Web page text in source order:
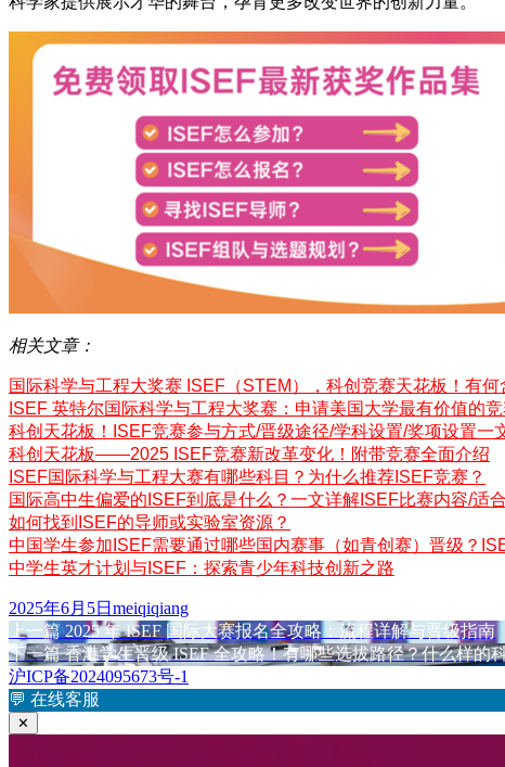
相关文章：
国际科学与工程大奖赛 ISEF（STEM），科创竞赛天花板！有何
ISEF 英特尔国际科学与工程大奖赛：申请美国大学最有价值的
科创天花板！ISEF竞赛参与方式/晋级途径/学科设置/奖项设置一
科创天花板——2025 ISEF竞赛新改革变化！附带竞赛全面介绍
ISEF国际科学与工程大赛有哪些科目？为什么推荐ISEF竞赛？
国际高中生偏爱的ISEF到底是什么？一文详解ISEF比赛内容/适
如何找到ISEF的导师或实验室资源？
中国学生参加ISEF需要通过哪些国内赛事（如青创赛）晋级？
中学生英才计划与ISEF：探索青少年科技创新之路
发
布
于
2025年6月5日 作
者
meiqiqiang
文
章
导
航
上一篇 上
篇
文
章：
2025 年 ISEF 国际大赛报名全攻略：流程详解与晋级指南
下一篇下
篇
文
香港学生晋级 ISEF 全攻略！有哪些选拔路径？什么样的
沪ICP备2024095673号-1
💬 在线客服
✕